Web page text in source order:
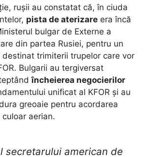
rușii au constatat că, în ciuda
pista de aterizare era încă
bulgar de Externe a
din partea Rusiei, pentru un
destinat trimiterii trupelor care vor
Bulgarii au tergiversat
încheierea negocierilor
unificat al KFOR și au
greoaie pentru acordarea
aerian.
secretarului american de